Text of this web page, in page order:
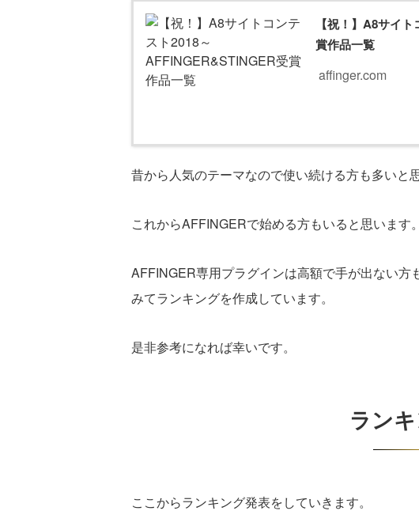
【祝！】A8サイ
賞作品一覧
affinger.com
昔から人気のテーマなので使い続ける方も多いと
これからAFFINGERで始める方もいると思います。
AFFINGER専用プラグインは高額で手が出ない
みてランキングを作成しています。
是非参考になれば幸いです。
ラン
ここからランキング発表をしていきます。